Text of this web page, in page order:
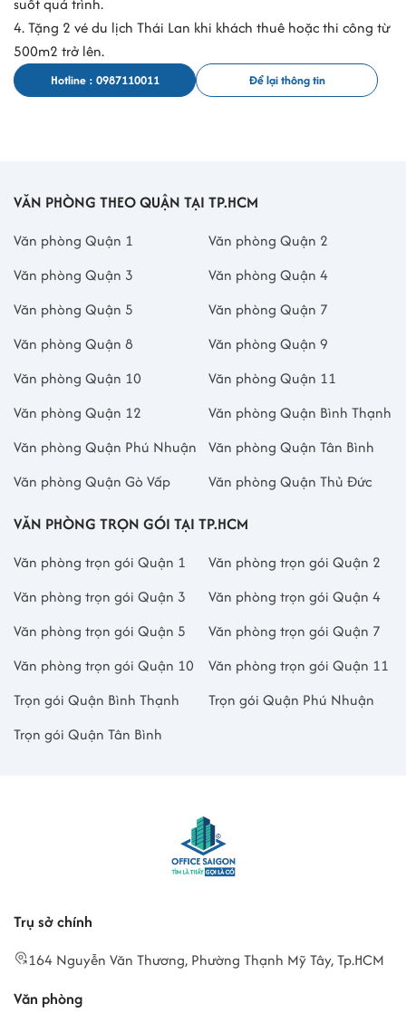
4. Tặng 2 vé du lịch Thái Lan khi khách thuê hoặc thi công từ
500m2 trở lên.
Hotline : 0987110011 Để lại thông tin
VĂN PHÒNG THEO QUẬN TẠI TP.HCM
Văn phòng Quận 1
Văn phòng Quận 2
Văn phòng Quận 3
Văn phòng Quận 4
Văn phòng Quận 5
Văn phòng Quận 7
Văn phòng Quận 8
Văn phòng Quận 9
Văn phòng Quận 10
Văn phòng Quận 11
Văn phòng Quận 12
Văn phòng Quận Bình Thạnh
Văn phòng Quận Phú Nhuận
Văn phòng Quận Tân Bình
Văn phòng Quận Gò Vấp
Văn phòng Quận Thủ Đức
VĂN PHÒNG TRỌN GÓI TẠI TP.HCM
Văn phòng trọn gói Quận 1
Văn phòng trọn gói Quận 2
Văn phòng trọn gói Quận 3
Văn phòng trọn gói Quận 4
Văn phòng trọn gói Quận 5
Văn phòng trọn gói Quận 7
Văn phòng trọn gói Quận 10
Văn phòng trọn gói Quận 11
Trọn gói Quận Bình Thạnh
Trọn gói Quận Phú Nhuận
Trọn gói Quận Tân Bình
Trụ sở chính
164 Nguyễn Văn Thương, Phường Thạnh Mỹ Tây, Tp.HCM
Văn phòng